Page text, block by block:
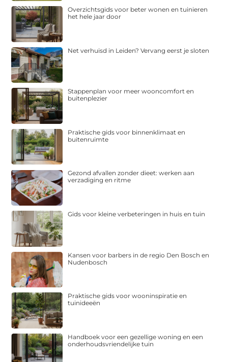
Overzichtsgids voor beter wonen en tuinieren
het hele jaar door
Net verhuisd in Leiden? Vervang eerst je sloten
Stappenplan voor meer wooncomfort en
buitenplezier
Praktische gids voor binnenklimaat en
buitenruimte
Gezond afvallen zonder dieet: werken aan
verzadiging en ritme
Gids voor kleine verbeteringen in huis en tuin
Kansen voor barbers in de regio Den Bosch en
Nudenbosch
Praktische gids voor wooninspiratie en
tuinideeën
Handboek voor een gezellige woning en een
onderhoudsvriendelijke tuin